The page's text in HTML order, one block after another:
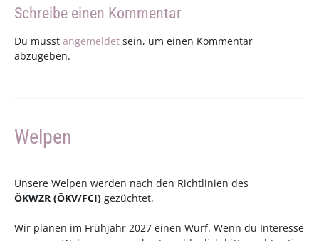
Schreibe einen Kommentar
Du musst angemeldet sein, um einen Kommentar
abzugeben.
Welpen
Unsere Welpen werden nach den Richtlinien des
ÖKWZR (ÖKV/FCI) gezüchtet.
Wir planen im Frühjahr 2027 einen Wurf. Wenn du Interesse